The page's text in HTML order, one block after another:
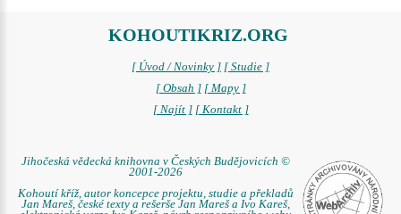
KOHOUTIKRIZ.ORG
[ Úvod / Novinky ] [ Studie ]
[ Obsah ] [ Mapy ]
[ Najít ] [ Kontakt ]
Jihočeská vědecká knihovna v Českých Budějovicích ©
2001-2026
Kohoutí kříž, autor koncepce projektu, studie a překladů
Jan Mareš, české texty a rešerše Jan Mareš a Ivo Kareš,